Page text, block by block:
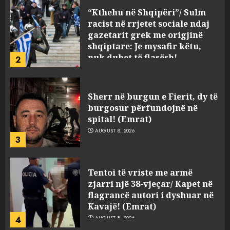
3
Sherr në burgun e Fierit, dy të
burgosur përfundojnë në
spital! (Emrat)
AUGUST 8, 2026
4
Tentoi të vriste me armë
zjarri një 38-vjeçar/ Kapet në
flagrancë autori i dyshuar në
Kavajë! (Emrat)
5
Tritol lokalit të Noizyt në
Durrës!
AUGUST 8, 2026